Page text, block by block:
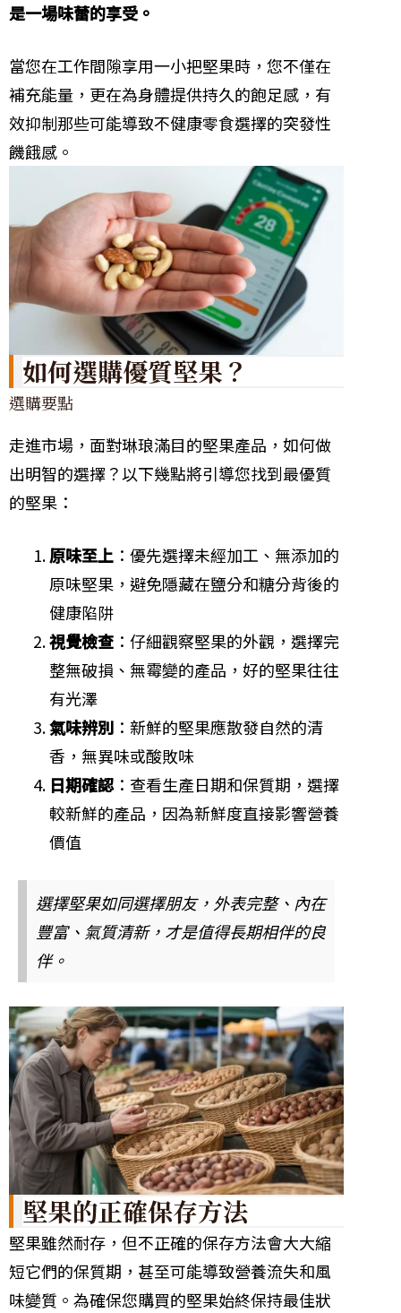
是一場味蕾的享受。
當您在工作間隙享用一小把堅果時，您不僅在
補充能量，更在為身體提供持久的飽足感，有
效抑制那些可能導致不健康零食選擇的突發性
饑餓感。
如何選購優質堅果？
選購要點
走進市場，面對琳琅滿目的堅果產品，如何做
出明智的選擇？以下幾點將引導您找到最優質
的堅果：
原味至上 ：優先選擇未經加工、無添加的
原味堅果，避免隱藏在鹽分和糖分背後的
健康陷阱
視覺檢查 ：仔細觀察堅果的外觀，選擇完
整無破損、無霉變的產品，好的堅果往往
有光澤
氣味辨別 ：新鮮的堅果應散發自然的清
香，無異味或酸敗味
日期確認：查看生產日期和保質期，選擇
較新鮮的產品，因為新鮮度直接影響營養
價值
選擇堅果如同選擇朋友，外表完整、內在
豐富、氣質清新，才是值得長期相伴的良
伴。
堅果的正確保存方法
堅果雖然耐存，但不正確的保存方法會大大縮
短它們的保質期，甚至可能導致營養流失和風
味變質。為確保您購買的堅果始終保持最佳狀